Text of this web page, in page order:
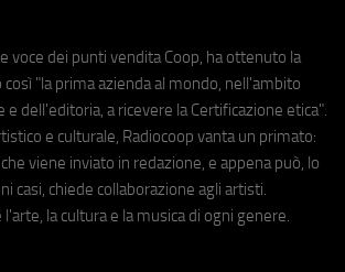
voce dei punti vendita Coop, ha ottenuto la
"la prima azienda al mondo, nell'ambito
e dell'editoria, a ricevere la Certificazione etica".
e culturale, Radiocoop vanta un primato:
viene inviato in redazione, e appena può, lo
casi, chiede collaborazione agli artisti.
la cultura e la musica di ogni genere.